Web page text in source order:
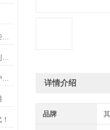
多频率超声波提取机一般出现在哪些行业中呢？
详情介绍
品牌